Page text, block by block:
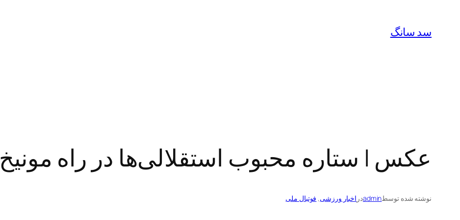
سد سانگ
عکس | ستاره محبوب استقلالی‌ها در راه مونیخ
نوشته شده توسطadminدر اخبار ورزشی, فوتبال ملی